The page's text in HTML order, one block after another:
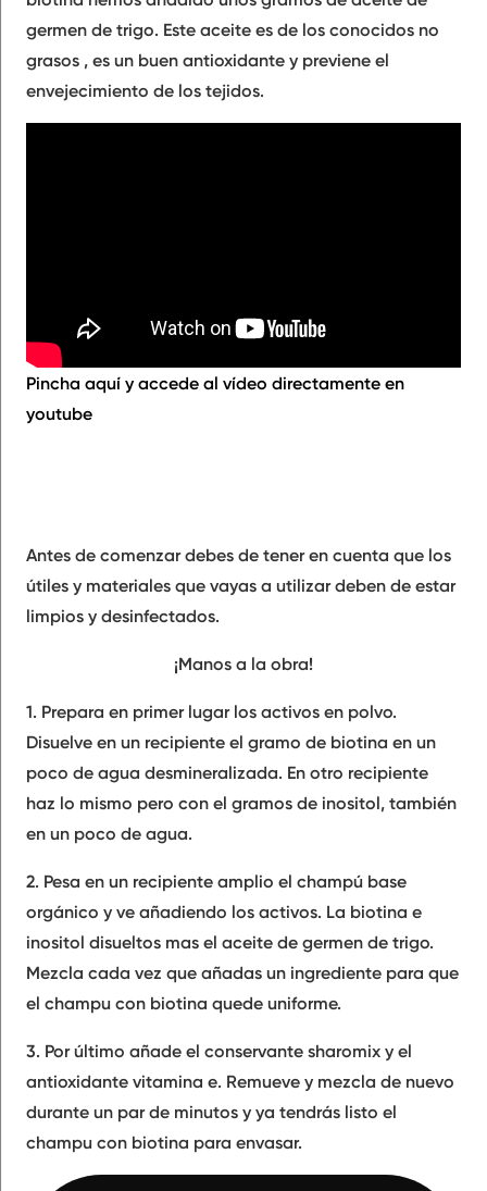
germen de trigo. Este aceite es de los conocidos no
grasos , es un buen antioxidante y previene el
envejecimiento de los tejidos.
Pincha aquí y accede al vídeo directamente en
youtube
Antes de comenzar debes de tener en cuenta que los
útiles y materiales que vayas a utilizar deben de estar
limpios y desinfectados.
¡Manos a la obra!
1. Prepara en primer lugar los activos en polvo.
Disuelve en un recipiente el gramo de biotina en un
poco de agua desmineralizada. En otro recipiente
haz lo mismo pero con el gramos de inositol, también
en un poco de agua.
2. Pesa en un recipiente amplio el champú base
orgánico y ve añadiendo los activos. La biotina e
inositol disueltos mas el aceite de germen de trigo.
Mezcla cada vez que añadas un ingrediente para que
el champu con biotina quede uniforme.
3. Por último añade el conservante sharomix y el
antioxidante vitamina e. Remueve y mezcla de nuevo
durante un par de minutos y ya tendrás listo el
champu con biotina para envasar.